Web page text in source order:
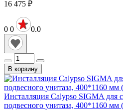
16 475 ₽
0 0 0.0
В корзину
Инсталляция Calypso SIGMA для
подвесного унитаза, 400*1160 мм